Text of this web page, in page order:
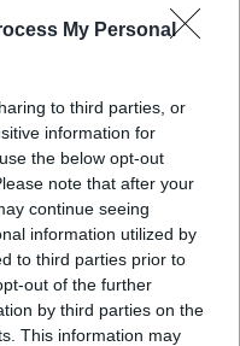
My Personal
to third parties, or
information for
the below opt-out
note that after your
continue seeing
information utilized by
to third parties prior to
out of the further
by third parties on the
This information may
της αποδοτικότητας
Νιου Γιορκ Λίμπερτι
με 111-71 τους Λας
Έισις! (vids)